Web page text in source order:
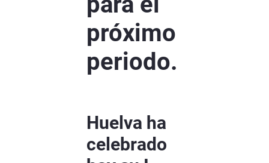
próximo
periodo.
Huelva ha
celebrado